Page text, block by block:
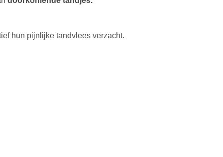
hun pijnlijke tandvlees verzacht.